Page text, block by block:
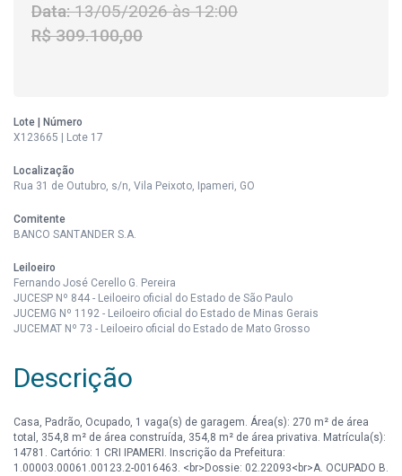
Data:13/05/2026 às 12:00
R$ 309.100,00
Lote | Número
X123665 | Lote 17
Localização
Rua 31 de Outubro, s/n, Vila Peixoto, Ipameri, GO
Comitente
BANCO SANTANDER S.A.
Leiloeiro
Fernando José Cerello G. Pereira
JUCESP Nº 844 - Leiloeiro oficial do Estado de São Paulo
JUCEMG Nº 1192 - Leiloeiro oficial do Estado de Minas Gerais
JUCEMAT Nº 73 - Leiloeiro oficial do Estado de Mato Grosso
Descrição
Casa, Padrão, Ocupado, 1 vaga(s) de garagem. Área(s): 270 m² de área
total, 354,8 m² de área construída, 354,8 m² de área privativa. Matrícula(s):
14781. Cartório: 1 CRI IPAMERI. Inscrição da Prefeitura:
1.00003.00061.00123.2-0016463. <br>Dossie: 02.22093<br>A. OCUPADO B.